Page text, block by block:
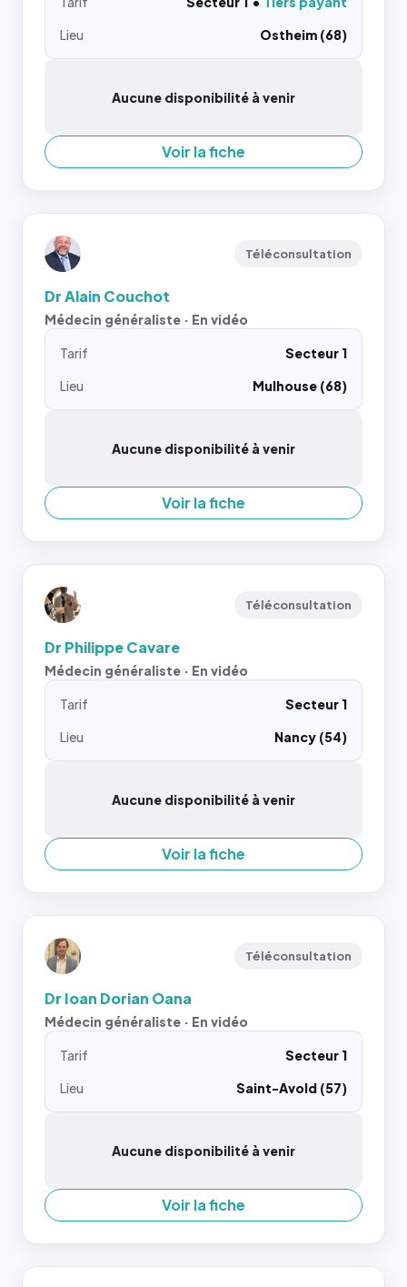
Lieu
Ostheim (68)
Aucune disponibilité à venir
Voir la fiche
Téléconsultation
Dr Alain Couchot
Médecin généraliste · En vidéo
Tarif
Secteur 1
Lieu
Mulhouse (68)
Aucune disponibilité à venir
Voir la fiche
Téléconsultation
Dr Philippe Cavare
Médecin généraliste · En vidéo
Tarif
Secteur 1
Lieu
Nancy (54)
Aucune disponibilité à venir
Voir la fiche
Téléconsultation
Dr Ioan Dorian Oana
Médecin généraliste · En vidéo
Tarif
Secteur 1
Lieu
Saint-Avold (57)
Aucune disponibilité à venir
Voir la fiche